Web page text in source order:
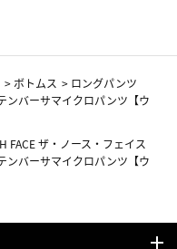
> ボトムス > ロングパンツ
ンバーサマイクロパンツ【ウ
FACE ザ・ノース・フェイス
ンバーサマイクロパンツ【ウ